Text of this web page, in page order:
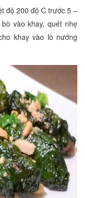
độ 200 độ C trước 5 –
vào khay, quét nhẹ
khay vào lò nướng